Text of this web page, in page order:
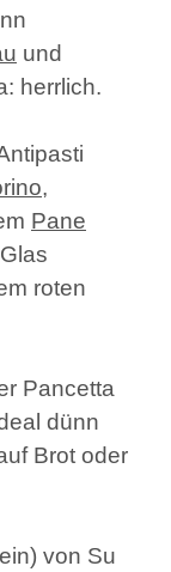
und
herrlich.
,
Pane
roten
Pancetta
dünn
Brot oder
von Su